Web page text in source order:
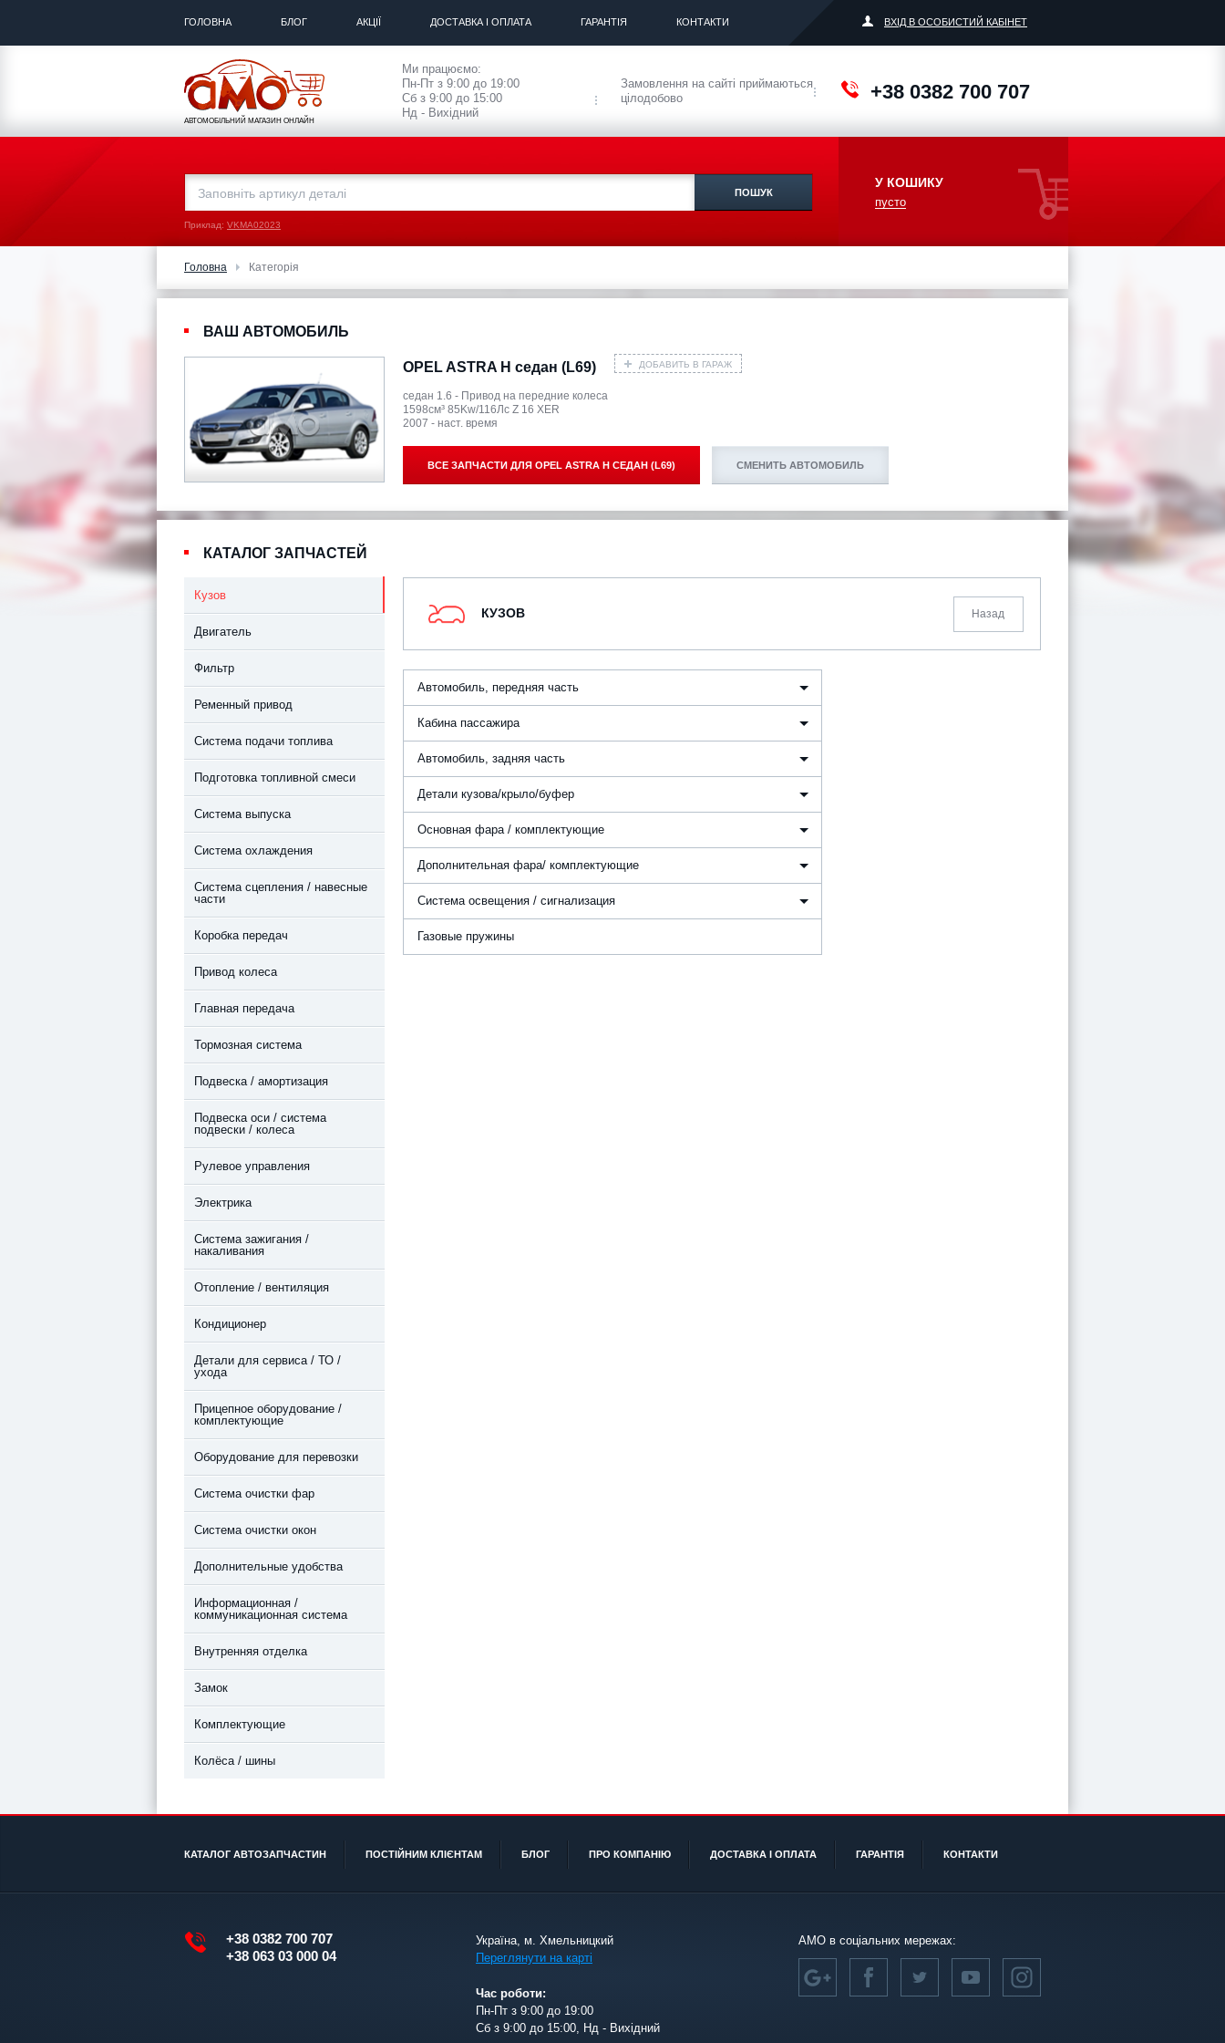
ГОЛОВНА БЛОГ АКЦІЇ ДОСТАВКА І ОПЛАТА ГАРАНТІЯ КОНТАКТИ ВХІД В ОСОБИСТИЙ КАБІНЕТ
АВТОМОБІЛЬНИЙ МАГАЗИН ОНЛАЙН
Ми працюємо:
Пн-Пт з 9:00 до 19:00
Сб з 9:00 до 15:00
Нд - Вихідний
Замовлення на сайті приймаються
цілодобово
+38 0382 700 707
Приклад: VKMA02023
У КОШИКУ
пусто
Головна Категорія
ВАШ АВТОМОБИЛЬ
OPEL ASTRA H седан (L69) ДОБАВИТЬ В ГАРАЖ
седан 1.6 - Привод на передние колеса
1598см³ 85Kw/116Лс Z 16 XER
2007 - наст. время
ВСЕ ЗАПЧАСТИ ДЛЯ OPEL ASTRA H СЕДАН (L69) СМЕНИТЬ АВТОМОБИЛЬ
КАТАЛОГ ЗАПЧАСТЕЙ
Кузов
Двигатель
Фильтр
Ременный привод
Система подачи топлива
Подготовка топливной смеси
Система выпуска
Система охлаждения
Система сцепления / навесные
части
Коробка передач
Привод колеса
Главная передача
Тормозная система
Подвеска / амортизация
Подвеска оси / система
подвески / колеса
Рулевое управления
Электрика
Система зажигания /
накаливания
Отопление / вентиляция
Кондиционер
Детали для сервиса / ТО /
ухода
Прицепное оборудование /
комплектующие
Оборудование для перевозки
Система очистки фар
Система очистки окон
Дополнительные удобства
Информационная /
коммуникационная система
Внутренняя отделка
Замок
Комплектующие
Колёса / шины
КУЗОВ Назад
Автомобиль, передняя часть
Кабина пассажира
Автомобиль, задняя часть
Детали кузова/крыло/буфер
Основная фара / комплектующие
Дополнительная фара/ комплектующие
Система освещения / сигнализация
Газовые пружины
КАТАЛОГ АВТОЗАПЧАСТИН ПОСТІЙНИМ КЛІЄНТАМ БЛОГ ПРО КОМПАНІЮ ДОСТАВКА І ОПЛАТА ГАРАНТІЯ КОНТАКТИ
+38 0382 700 707
+38 063 03 000 04
Україна, м. Хмельницкий
Переглянути на карті
Час роботи:
Пн-Пт з 9:00 до 19:00
Сб з 9:00 до 15:00, Нд - Вихідний
АМО в соціальних мережах: